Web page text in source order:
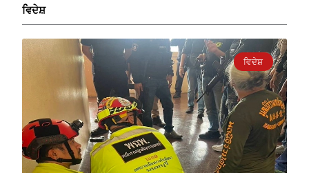
ਵਿਦੇਸ਼
ਵਿਦੇਸ਼